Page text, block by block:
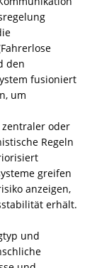
den
fusioniert
um
oder
Regeln
greifen
anzeigen,
erhält.
und